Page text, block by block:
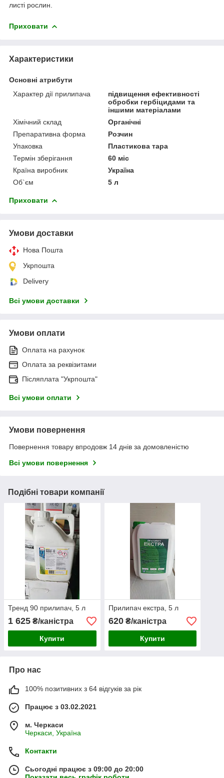
листі рослин.
Приховати
Характеристики
Основні атрибути
Характер дії прилипача
підвищення ефективності
обробки гербіцидами та
іншими матеріалами
Хімічний склад
Органічні
Препаративна форма
Розчин
Упаковка
Пластикова тара
Термін зберігання
60 міс
Країна виробник
Україна
Об`єм
5 л
Приховати
Умови доставки
Нова Пошта
Укрпошта
Delivery
Всі умови доставки
Умови оплати
Оплата на рахунок
Оплата за реквізитами
Післяплата "Укрпошта"
Всі умови оплати
Умови повернення
Повернення товару впродовж 14 днів за домовленістю
Всі умови повернення
Подібні товари компанії
Тренд 90 прилипач, 5 л
1 625 ₴/каністра
Купити
Прилипач екстра, 5 л
620₴/каністра
Купити
Про нас
100% позитивних з 64 відгуків за рік
Працює з 03.02.2021
м. Черкаси
Черкаси, Україна
Контакти
Сьогодні працює з 09:00 до 20:00